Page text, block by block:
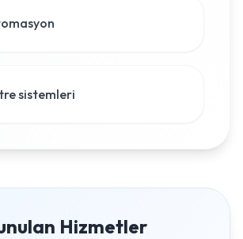
sistemleri
Hizmetler